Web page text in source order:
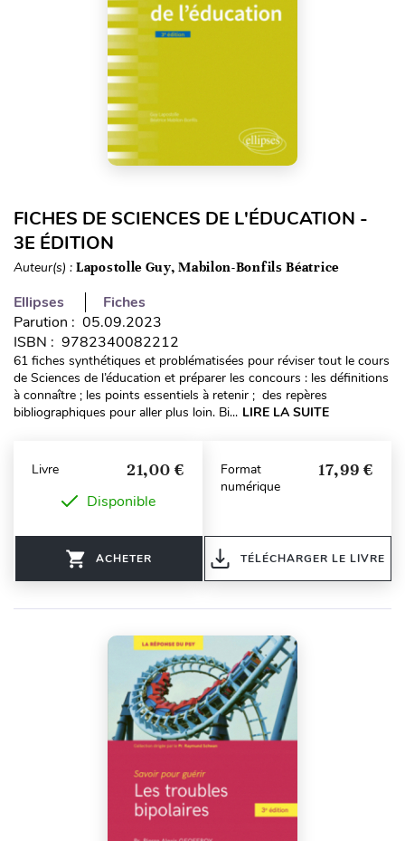
FICHES DE SCIENCES DE L'ÉDUCATION -
3E ÉDITION
Auteur(s) : Lapostolle Guy, Mabilon-Bonfils Béatrice
Ellipses
Fiches
Parution : 05.09.2023
ISBN : 9782340082212
61 fiches synthétiques et problématisées pour réviser tout le cours
de Sciences de l’éducation et préparer les concours : les définitions
à connaître ; les points essentiels à retenir ; des repères
bibliographiques pour aller plus loin. Bi... LIRE LA SUITE
Livre 21,00 €
Disponible
ACHETER
Format
numérique
17,99 €
TÉLÉCHARGER LE LIVRE